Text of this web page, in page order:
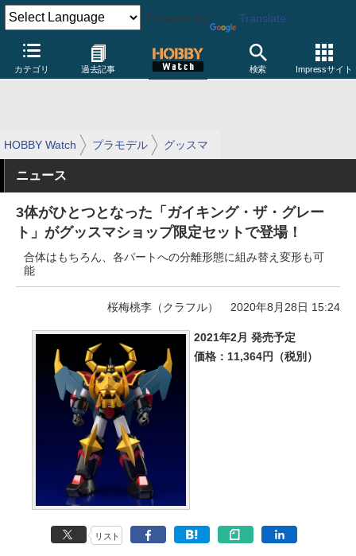
Powered by Translate
カテゴリ 過去記事 検索 Impressサイト
HOBBY Watch プラモデル グッスマ
ニュース
3体がひとつとなった「ガイキング・ザ・グレー
ト」がグッスマショップ限定セットで登場！
合体はもちろん、各パートへの分離形態に組み替え変形も可
能
桜梅桃李（クラフル） 2020年8月28日 15:24
2021年2月 発売予定
価格：11,364円（税別）
リスト